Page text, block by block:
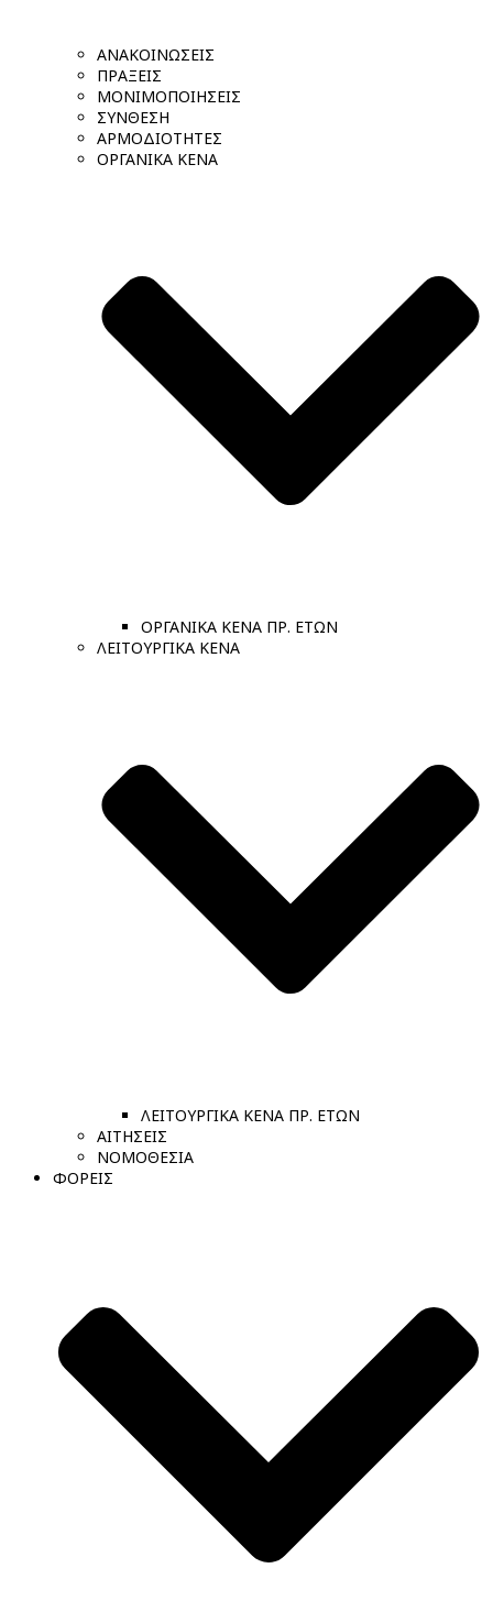
ΑΝΑΚΟΙΝΩΣΕΙΣ
ΠΡΑΞΕΙΣ
ΜΟΝΙΜΟΠΟΙΗΣΕΙΣ
ΣΥΝΘΕΣΗ
ΑΡΜΟΔΙΟΤΗΤΕΣ
ΟΡΓΑΝΙΚΑ ΚΕΝΑ
ΟΡΓΑΝΙΚΑ ΚΕΝΑ ΠΡ. ΕΤΩΝ
ΛΕΙΤΟΥΡΓΙΚΑ ΚΕΝΑ
ΛΕΙΤΟΥΡΓΙΚΑ ΚΕΝΑ ΠΡ. ΕΤΩΝ
ΑΙΤΗΣΕΙΣ
ΝΟΜΟΘΕΣΙΑ
ΦΟΡΕΙΣ